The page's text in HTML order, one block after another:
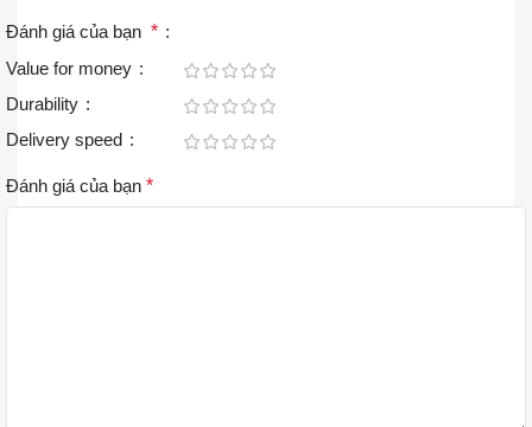
Đánh giá của bạn *
Value for money
Durability
Delivery speed
Đánh giá của bạn *